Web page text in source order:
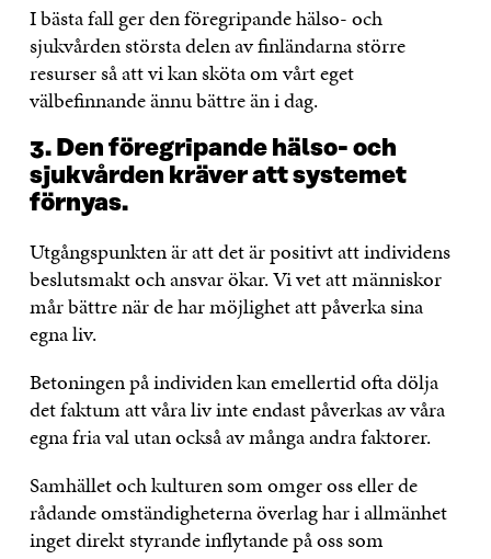
I bästa fall ger den föregripande hälso- och
sjukvården största delen av finländarna större
resurser så att vi kan sköta om vårt eget
välbefinnande ännu bättre än i dag.
3. Den föregripande hälso- och
sjukvården kräver att systemet
förnyas.
Utgångspunkten är att det är positivt att individens
beslutsmakt och ansvar ökar. Vi vet att människor
mår bättre när de har möjlighet att påverka sina
egna liv.
Betoningen på individen kan emellertid ofta dölja
det faktum att våra liv inte endast påverkas av våra
egna fria val utan också av många andra faktorer.
Samhället och kulturen som omger oss eller de
rådande omständigheterna överlag har i allmänhet
inget direkt styrande inflytande på oss som